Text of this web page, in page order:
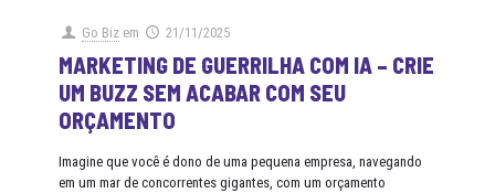
Go Biz em 21/11/2025
MARKETING DE GUERRILHA COM IA – CRIE
UM BUZZ SEM ACABAR COM SEU
ORÇAMENTO
Imagine que você é dono de uma pequena empresa, navegando
em um mar de concorrentes gigantes, com um orçamento